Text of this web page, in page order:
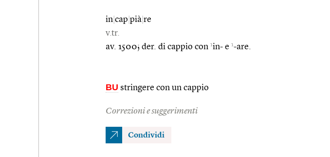
in cap pià re
v.tr.
av. 1500; der. di cappio con 1in- e 1-are.
BU stringere con un cappio
Correzioni e suggerimenti
Condividi